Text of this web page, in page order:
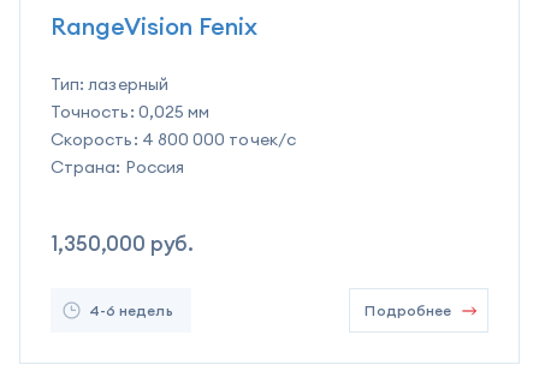
RangeVision Fenix
Тип: лазерный
Точность: 0,025 мм
Скорость: 4 800 000 точек/c
Страна: Россия
1,350,000 руб.
4-6 недель Подробнее